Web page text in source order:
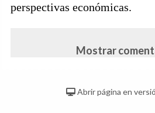
perspectivas económicas.
Mostrar
Abrir página en